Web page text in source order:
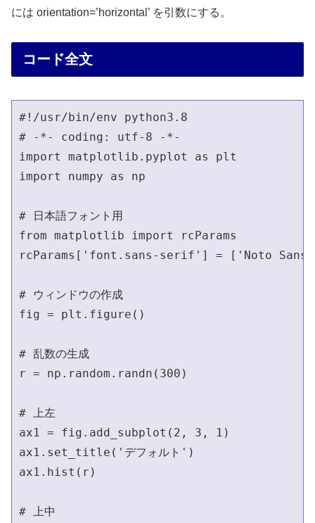
には orientation=’horizontal’ を引数にする。
コード全文
#!/
# -*-
import matplotlib.pyplot as plt
import numpy as np
# 日
from matplotlib import rcParams
rcParams['font.sans-serif'] = ['Noto Sans
# ウ
fig = plt.figure()
#
r = np.random.randn(300)
#
ax1 = fig.add_subplot(2, 3, 1)
ax1.set_title('デフォルト')
ax1.hist(r)
#